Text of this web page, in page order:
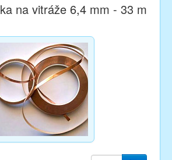
na vitráže 6,4 mm - 33 m